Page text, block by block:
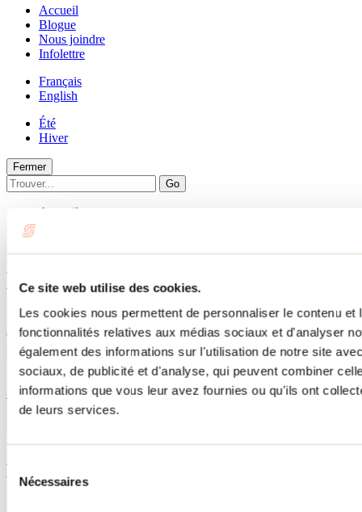
Ce site web utilise des cookies.
Les cookies nous permettent de personnaliser le contenu
fonctionnalités relatives aux médias sociaux et d'analyser
également des informations sur l'utilisation de notre site
sociaux, de publicité et d'analyse, qui peuvent combiner
informations que vous leur avez fournies ou qu'ils ont
de leurs services.
Sélection
Nécessaires
Accueil
Blogue
Nous joindre
Infolettre
Français
English
Été
Hiver
Fermer
Go
Accueil
LE COBALT
Saint-Côme
Chalets
LE COBALT
140 rue Françoise
Saint-Côme, QC J0K2B0
514 243-0114
No d'enregistrement308296
Besoin d'information?
Menu pied de page